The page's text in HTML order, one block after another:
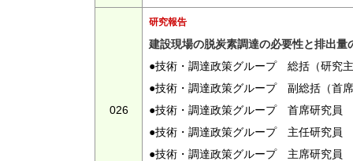
026
研究報告
建設現場の脱炭素調達の必要性と排出
●技術・調達政策グループ 総括（研
●技術・調達政策グループ 副総括（
●技術・調達政策グループ 首席研究
●技術・調達政策グループ 主任研究
●技術・調達政策グループ 主席研究